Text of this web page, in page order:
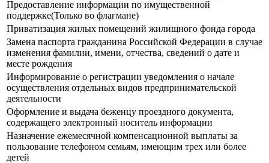
Предоставление информации по имущественной
поддержке(Только во флагмане)
Приватизация жилых помещений жилищного фонда города
Замена паспорта гражданина Российской Федерации в случае
изменения фамилии, имени, отчества, сведений о дате и
месте рождения
Информирование о регистрации уведомления о начале
осуществления отдельных видов предпринимательской
деятельности
Оформление и выдача беженцу проездного документа,
содержащего электронный носитель информации
Назначение ежемесячной компенсационной выплаты за
пользование телефоном семьям, имеющим трех или более
детей